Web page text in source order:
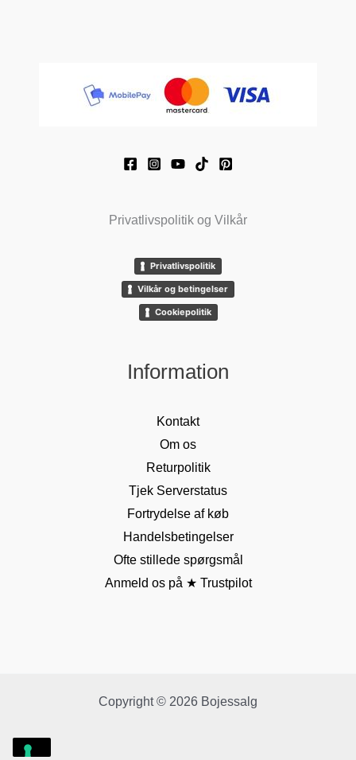
Privatlivspolitik og Vilkår
Privatlivspolitik
Vilkår og betingelser
Cookiepolitik
Information
Kontakt
Om os
Returpolitik
Tjek Serverstatus
Fortrydelse af køb
Handelsbetingelser
Ofte stillede spørgsmål
Anmeld os på ★ Trustpilot
Copyright © 2026 Bojessalg